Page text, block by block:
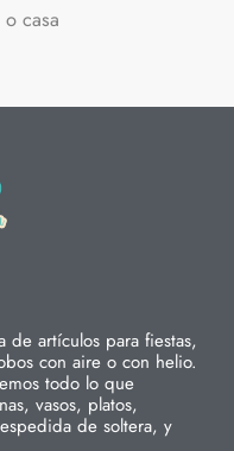
casa
de artículos para fiestas,
con aire o con helio.
todo lo que
vasos, platos,
de soltera, y